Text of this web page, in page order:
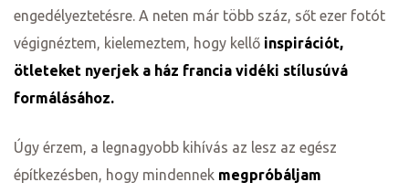
engedélyeztetésre. A neten már több száz, sőt ezer fotót
végignéztem, kielemeztem, hogy kellő inspirációt,
ötleteket nyerjek a ház francia vidéki stílusúvá
formálásához.
Úgy érzem, a legnagyobb kihívás az lesz az egész
építkezésben, hogy mindennek megpróbáljam